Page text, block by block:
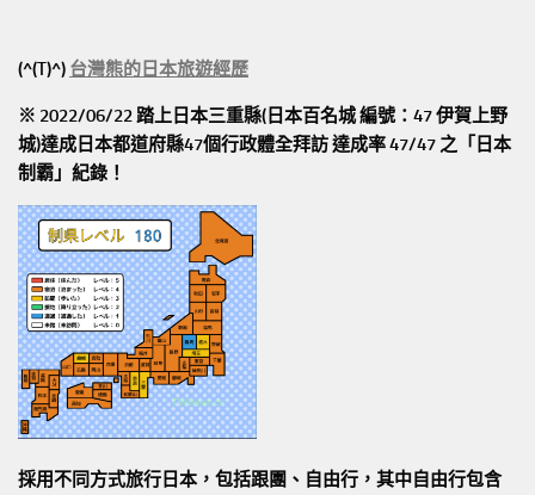
(^(T)^) 台灣熊的日本旅遊經歷
※ 2022/06/22 踏上日本三重縣(日本百名城 編號：47 伊賀上野
城)達成日本都道府縣47個行政體全拜訪達成率 47/47 之「日本
制霸」紀錄！
採用不同方式旅行日本，包括跟團、自由行，其中自由行包含